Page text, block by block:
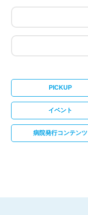
PICKUP
イベント
病院発行コンテンツ